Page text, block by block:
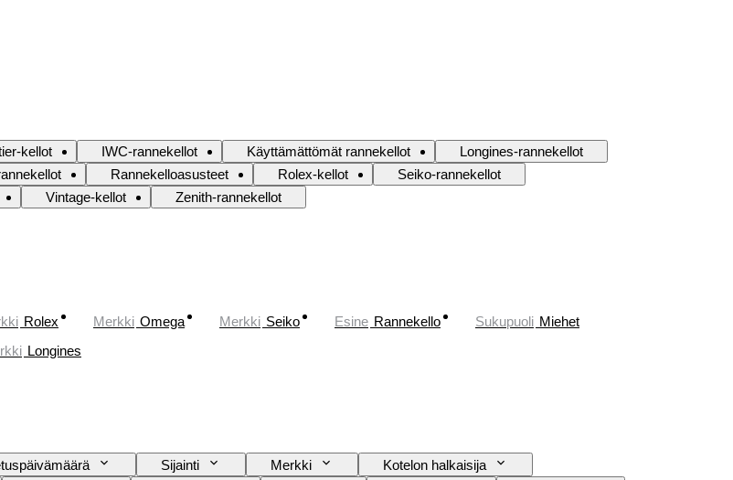
kellot IWC-rannekellot Käyttämättömät rannekellot
Longines-rannekellot
Rannekelloasusteet Rolex-kellot
Seiko-rannekellot
Vintage-kellot Zenith-rannekellot
Rolex Merkki Omega Merkki Seiko Esine Rannekello Sukupuoli Miehet
Longines
Sijainti Merkki
Kotelon halkaisija